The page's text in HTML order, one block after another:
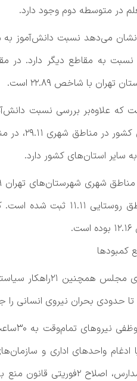
در متوسطه دوم وجود دارد.
به مقاطع دیگر دارد. در
با شاخص ۲۲.۸۹ است.
که علاوه‌بر بررسی نسبت
سایر استان‌های کشور دارد.
مرکز
تا حدودی بحران نیروی انسانی را
ادغام واحدهای اداری و
۲شیفته شدن مدارس،